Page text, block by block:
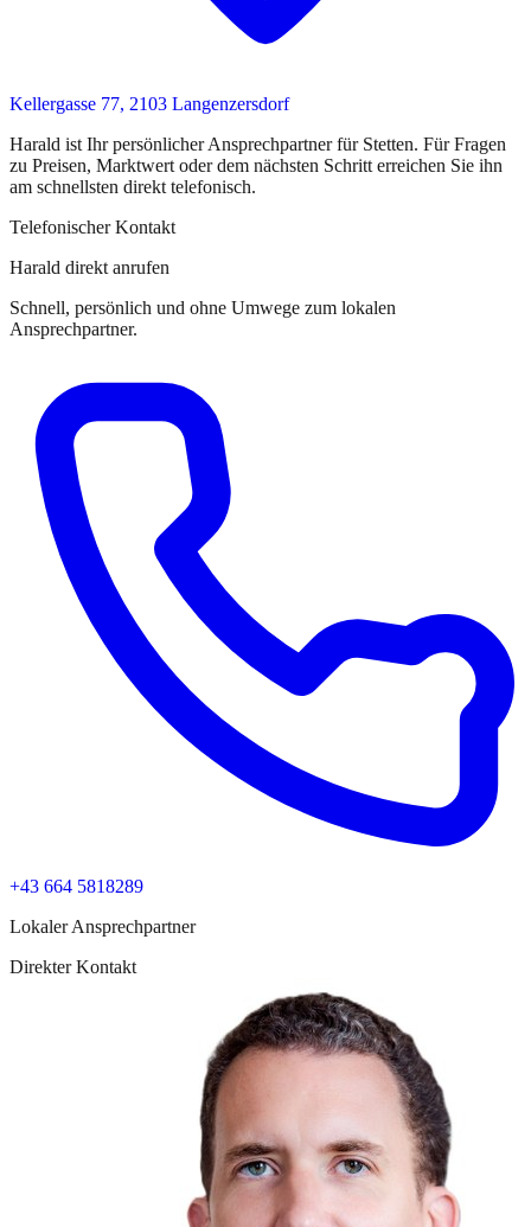
Kellergasse 77, 2103 Langenzersdorf
Harald ist Ihr persönlicher Ansprechpartnerfür Stetten. Für Fragen
zu Preisen, Marktwert oder dem nächsten Schritt erreichen Sie ihn
am schnellsten direkt telefonisch.
Telefonischer Kontakt
Harald direkt anrufen
Schnell, persönlich und ohne Umwege zum lokalen
Ansprechpartner.
+43 664 5818289
Lokaler Ansprechpartner
Direkter Kontakt